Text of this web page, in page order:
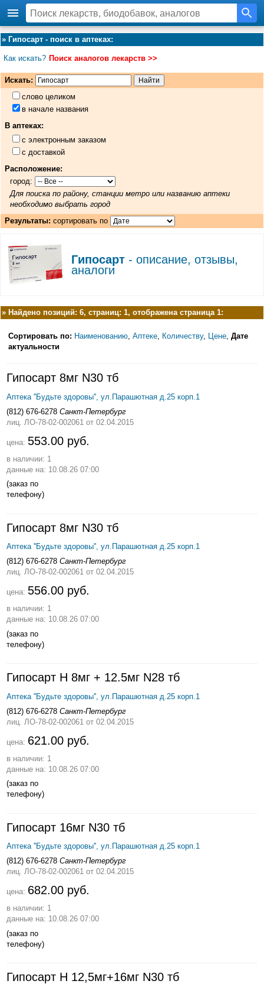
» Гипосарт - поиск в аптеках:
Как искать? Поиск аналогов лекарств >>
Искать:
слово целиком
в начале названия
В аптеках:
с электронным заказом
с доставкой
Расположение:
город:
Для поиска по району, станции метро или названию аптеки
необходимо выбрать город
Результаты: сортировать по
Гипосарт- описание, отзывы,
аналоги
» Найдено позиций: 6, страниц: 1, отображена страница 1:
Сортировать по: Наименованию Аптеке Количеству, Цене Дате
актуальности
Гипосарт 8мг N30 тб
Аптека ''Будьте здоровы'', ул.Парашютная д.25 корп.1
(812) 676-6278 Санкт-Петербург
лиц. ЛО-78-02-002061 от 02.04.2015
цена: 553.00 руб.
в наличии: 1
данные на: 10.08.26 07:00
(заказ по
телефону)
Гипосарт 8мг N30 тб
Аптека ''Будьте здоровы'', ул.Парашютная д.25 корп.1
(812) 676-6278 Санкт-Петербург
лиц. ЛО-78-02-002061 от 02.04.2015
цена: 556.00 руб.
в наличии: 1
данные на: 10.08.26 07:00
(заказ по
телефону)
Гипосарт Н 8мг + 12.5мг N28 тб
Аптека ''Будьте здоровы'', ул.Парашютная д.25 корп.1
(812) 676-6278 Санкт-Петербург
лиц. ЛО-78-02-002061 от 02.04.2015
цена: 621.00 руб.
в наличии: 1
данные на: 10.08.26 07:00
(заказ по
телефону)
Гипосарт 16мг N30 тб
Аптека ''Будьте здоровы'', ул.Парашютная д.25 корп.1
(812) 676-6278 Санкт-Петербург
лиц. ЛО-78-02-002061 от 02.04.2015
цена: 682.00 руб.
в наличии: 1
данные на: 10.08.26 07:00
(заказ по
телефону)
Гипосарт Н 12,5мг+16мг N30 тб